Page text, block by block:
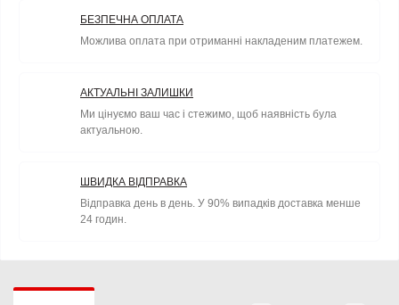
БЕЗПЕЧНА ОПЛАТА
Можлива оплата при отриманні накладеним платежем.
АКТУАЛЬНІ ЗАЛИШКИ
Ми цінуємо ваш час і стежимо, щоб наявність була
актуальною.
ШВИДКА ВІДПРАВКА
Відправка день в день. У 90% випадків доставка менше
24 годин.